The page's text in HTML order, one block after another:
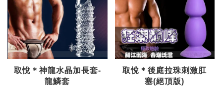
取悅＊神龍水晶加長套-
龍鱗套
取悅＊後庭拉珠刺激肛
塞(絕頂版)